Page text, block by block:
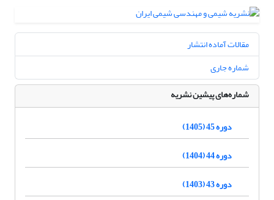
مقالات آماده انتشار
شماره جاری
شماره‌های پیشین نشریه
دوره 45 (1405)
دوره 44 (1404)
دوره 43 (1403)